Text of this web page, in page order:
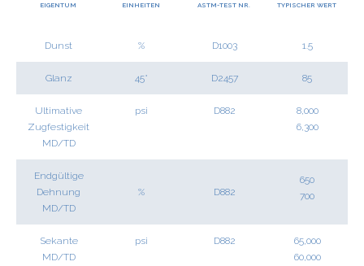
EIGENTUM EINHEITEN ASTM-TEST NR. TYPISCHER WERT
Dunst % D1003 1.5
Glanz 45° D2457 85
Ultimative
Zugfestigkeit
MD/TD
psi D882
8,000
6,300
Endgültige
Dehnung
MD/TD
% D882
650
700
Sekante
MD/TD
psi D882
65,000
60,000